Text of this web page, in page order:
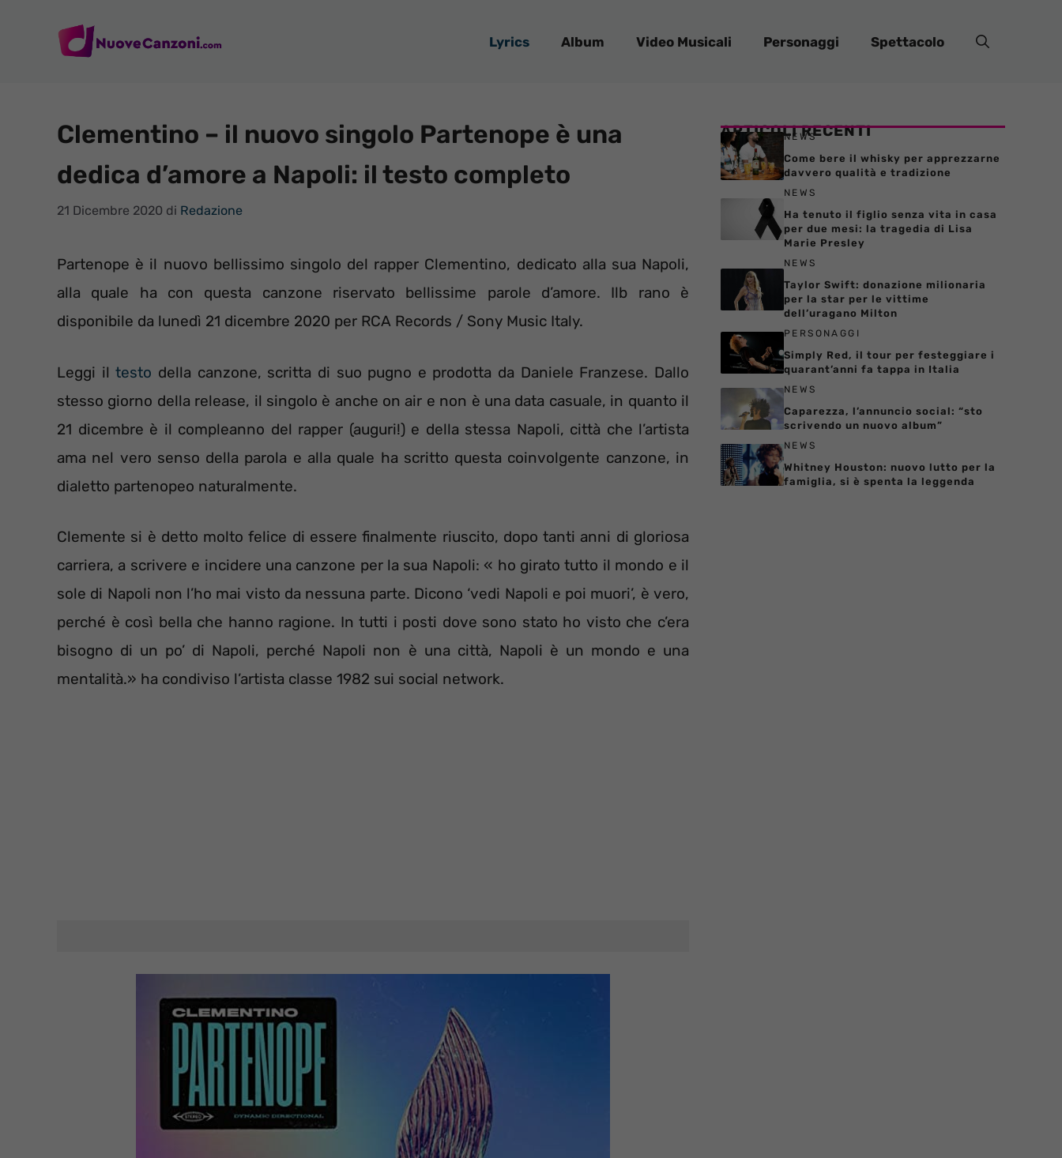
Lyrics Album Video Musicali Personaggi Spettacolo
Clementino – il nuovo singolo Partenope è una
dedica d’amore a Napoli: il testo completo
21 Dicembre 2020 di Redazione
Partenope è il nuovo bellissimo singolo del rapper Clementino, dedicato alla sua Napoli,
alla quale ha con questa canzone riservato bellissime parole d’amore. Ilb rano è
disponibile da lunedì 21 dicembre 2020 per RCA Records / Sony Music Italy.
Leggi iltesto della canzone, scritta di suo pugno e prodotta da Daniele Franzese. Dallo
stesso giorno della release, il singolo è anche on air e non è una data casuale, in quanto il
21 dicembre è il compleanno del rapper (auguri!) e della stessa Napoli, città che l’artista
ama nel vero senso della parola e alla quale ha scritto questa coinvolgente canzone, in
dialetto partenopeo naturalmente.
Clemente si è detto molto felice di essere finalmente riuscito, dopo tanti anni di gloriosa
carriera, a scrivere e incidere una canzone per la sua Napoli: « ho girato tutto il mondo e il
sole di Napoli non l’ho mai visto da nessuna parte. Dicono ‘vedi Napoli e poi muori’, è vero,
perché è così bella che hanno ragione. In tutti i posti dove sono stato ho visto che c’era
bisogno di un po’ di Napoli, perché Napoli non è una città, Napoli è un mondo e una
mentalità.» ha condiviso l’artista classe 1982 sui social network.
ARTICOLI RECENTI
NEWS
Come bere il whisky per apprezzarne
davvero qualità e tradizione
NEWS
Ha tenuto il figlio senza vita in casa
per due mesi: la tragedia di Lisa
Marie Presley
NEWS
Taylor Swift: donazione milionaria
per la star per le vittime
dell’uragano Milton
PERSONAGGI
Simply Red, il tour per festeggiare i
quarant’anni fa tappa in Italia
NEWS
Caparezza, l’annuncio social: “sto
scrivendo un nuovo album”
NEWS
Whitney Houston: nuovo lutto per la
famiglia, si è spenta la leggenda